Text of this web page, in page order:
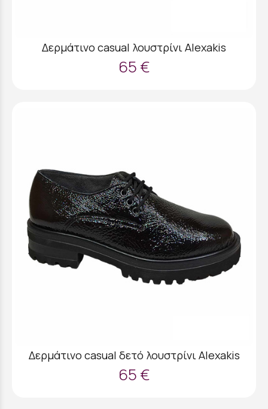
Δερμάτινο casual λουστρίνι Alexakis
65 €
Δερμάτινο casual δετό λουστρίνι Alexakis
65 €